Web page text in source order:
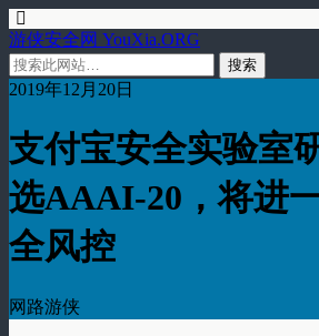
游侠安全网 YouXia.ORG
2019年12月20日
支付宝安全实验室
选AAAI-20，将进
全风控
网路游侠